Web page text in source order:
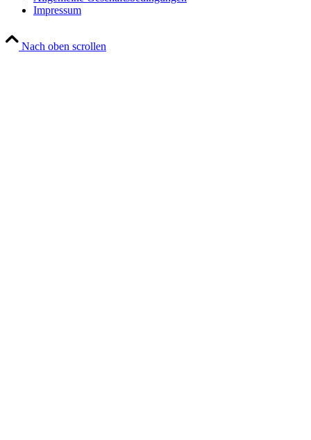
Impressum
Nach oben scrollen